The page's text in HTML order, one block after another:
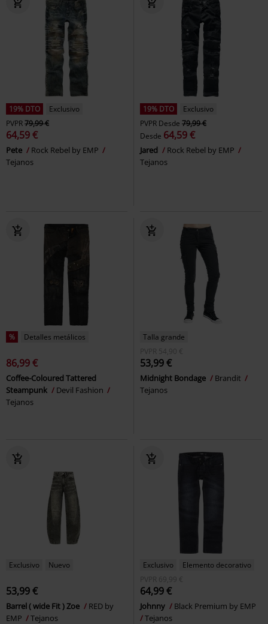
19% DTO
Exclusivo
PVPR79,99 €
64,59 €
Pete
Rock Rebel by EMP
Tejanos
19% DTO
Exclusivo
PVPR Desde 79,99 €
Desde 64,59 €
Jared
Rock Rebel by EMP
Tejanos
% Detalles metálicos
86,99 €
Coffee-Coloured Tattered
Steampunk
Devil Fashion
Tejanos
Talla grande
PVPR
54,90 €
53,99 €
Midnight Bondage
Brandit
Tejanos
Exclusivo Nuevo
53,99 €
Barrel ( wide Fit ) Zoe
RED by
EMP
Tejanos
Exclusivo
Elemento decorativo
PVPR 69,99 €
64,99 €
Johnny
Black Premium by EMP
Tejanos